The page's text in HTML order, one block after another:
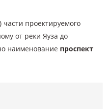
) части проектируемого
от реки Яуза до
наименование проспект